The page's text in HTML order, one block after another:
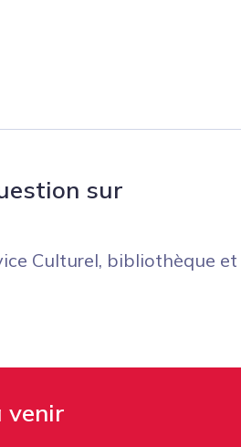
sur
Culturel, bibliothèque et
venir